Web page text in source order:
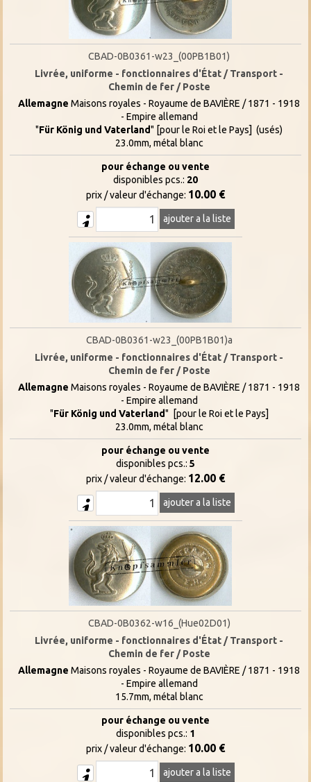
CBAD-0B0361-w23_(00PB1B01)
Livrée, uniforme - fonctionnaires d'État / Transport -
Chemin de fer / Poste
Allemagne Maisons royales - Royaume de BAVIÈRE / 1871 - 1918
- Empire allemand
"Für König und Vaterland" [pour le Roi et le Pays] (usés)
23.0mm, métal blanc
pour échange ou vente
disponibles pcs.: 20
prix / valeur d'échange: 10.00 €
ajouter a la liste
CBAD-0B0361-w23_(00PB1B01)a
Livrée, uniforme - fonctionnaires d'État / Transport -
Chemin de fer / Poste
Allemagne Maisons royales - Royaume de BAVIÈRE / 1871 - 1918
- Empire allemand
"Für König und Vaterland" [pour le Roi et le Pays]
23.0mm, métal blanc
pour échange ou vente
disponibles pcs.: 5
prix / valeur d'échange: 12.00 €
ajouter a la liste
CBAD-0B0362-w16_(Hue02D01)
Livrée, uniforme - fonctionnaires d'État / Transport -
Chemin de fer / Poste
Allemagne Maisons royales - Royaume de BAVIÈRE / 1871 - 1918
- Empire allemand
15.7mm, métal blanc
pour échange ou vente
disponibles pcs.: 1
prix / valeur d'échange: 10.00 €
ajouter a la liste